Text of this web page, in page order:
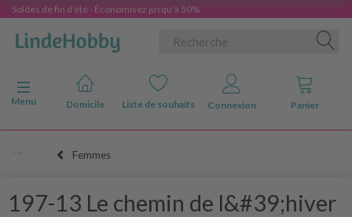
Soldes de fin d'été - Économisez jusqu'à 50%
Basculer la navigation
Menu
Domicile Liste de souhaits Connexion Panier
Femmes
197-13 Le chemin de l&#39;hiver